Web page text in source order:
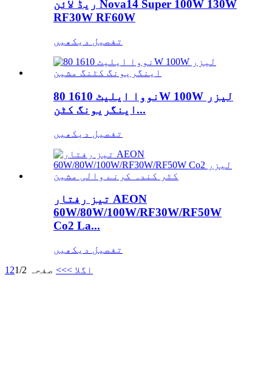
ریڈ لائن Nova14 Super 100W 130W
RF30W RF60W
تفصیل دیکھیں
نووا ایلیٹ 1610 80W 100W لیزر
اینگریونگ کٹن...
تفصیل دیکھیں
تیز رفتار AEON
60W/80W/100W/RF30W/RF50W
Co2 La...
تفصیل دیکھیں
1 2 اگلا >>> صفحہ 1/2